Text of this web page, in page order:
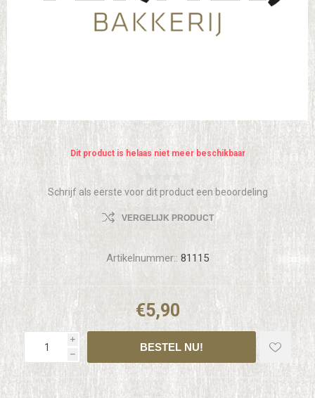
Dit product is helaas niet meer beschikbaar
Schrijf als eerste voor dit product een beoordeling
VERGELIJK PRODUCT
Artikelnummer:: 81115
€5,90
i
h